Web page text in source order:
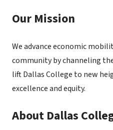
Our Mission
We advance economic
community by channeling
lift Dallas College to new
excellence and equity.
About Dallas